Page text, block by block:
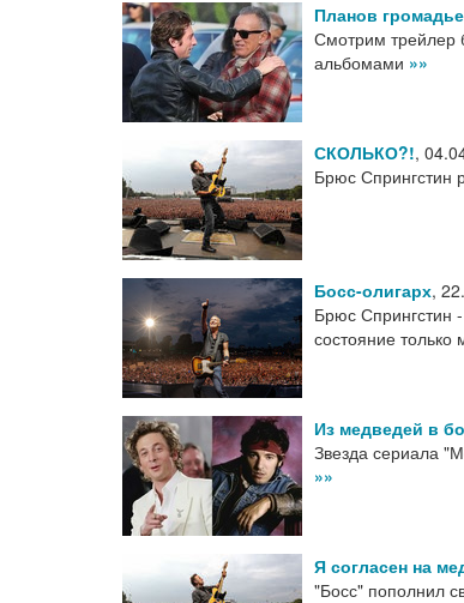
Планов громадье
Смотрим трейлер
альбомами »»
СКОЛЬКО?!,
Брюс Спрингстин
Босс-олигарх,
Брюс Спрингстин
состояние только
Из медведей в
Звезда сериала
»»
Я согласен на
"Босс" пополнил